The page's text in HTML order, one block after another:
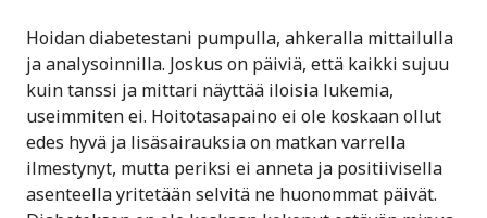
Hoidan diabetestani pumpulla, ahkeralla mittailulla
ja analysoinnilla. Joskus on päiviä, että kaikki sujuu
kuin tanssi ja mittari näyttää iloisia lukemia,
useimmiten ei. Hoitotasapaino ei ole koskaan ollut
edes hyvä ja lisäsairauksia on matkan varrella
ilmestynyt, mutta periksi ei anneta ja positiivisella
asenteella yritetään selvitä ne huonommat päivät.